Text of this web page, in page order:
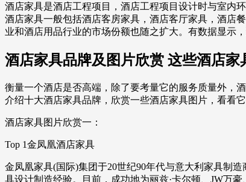
酒店家具是酒店工程项目，酒店工程项目设计时与室内
酒店家具一般包括酒店客房家具，酒店客厅家具，酒店
业和酒店用品行业的市场份额也随之扩大。有数据显示
酒店家具品牌及图片欣赏 这些酒店
衡量一个酒店是否高端，除了要考量它的服务质量外，
介绍十大酒店家具品牌，欣赏一些酒店家具图片，看看
酒店家具图片欣赏一：
Top 1金凤凰酒店家具
金凤凰家具(国际)集团于20世纪90年代与意大利家具制
具设计制造经验。目前，成功地为丽兹·卡尔顿、JW万